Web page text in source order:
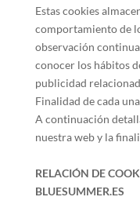
Estas cookies
comportamiento de
observación
conocer los hábitos
publicidad
Finalidad de cada
A continuación
nuestra web y la
RELACIÓN DE
BLUESUMMER.ES